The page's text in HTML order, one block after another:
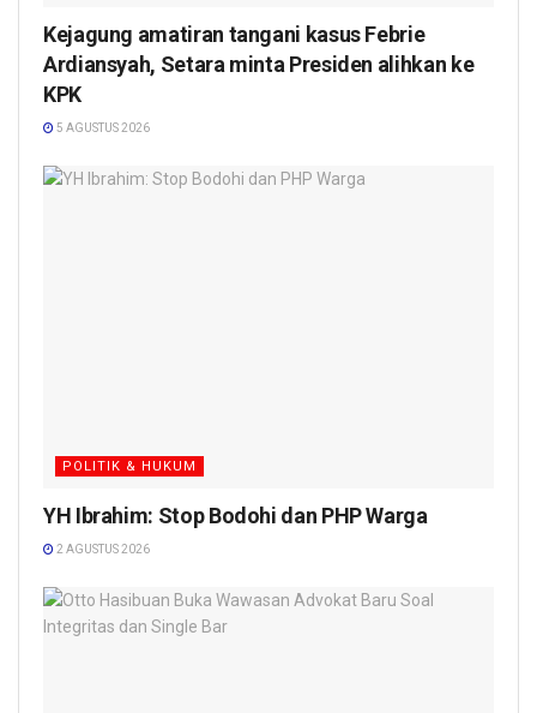
Kejagung amatiran tangani kasus Febrie
Ardiansyah, Setara minta Presiden alihkan ke
KPK
5 AGUSTUS 2026
POLITIK & HUKUM
YH Ibrahim: Stop Bodohi dan PHP Warga
2 AGUSTUS 2026